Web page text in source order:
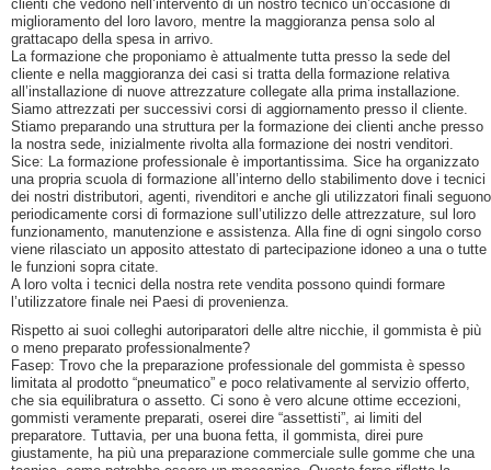
clienti che vedono nell’intervento di un nostro tecnico un’occasione di
miglioramento del loro lavoro, mentre la maggioranza pensa solo al
grattacapo della spesa in arrivo.
La formazione che proponiamo è attualmente tutta presso la sede del
cliente e nella maggioranza dei casi si tratta della formazione relativa
all’installazione di nuove attrezzature collegate alla prima installazione.
Siamo attrezzati per successivi corsi di aggiornamento presso il cliente.
Stiamo preparando una struttura per la formazione dei clienti anche presso
la nostra sede, inizialmente rivolta alla formazione dei nostri venditori.
Sice: La formazione professionale è importantissima. Sice ha organizzato
una propria scuola di formazione all’interno dello stabilimento dove i tecnici
dei nostri distributori, agenti, rivenditori e anche gli utilizzatori finali seguono
periodicamente corsi di formazione sull’utilizzo delle attrezzature, sul loro
funzionamento, manutenzione e assistenza. Alla fine di ogni singolo corso
viene rilasciato un apposito attestato di partecipazione idoneo a una o tutte
le funzioni sopra citate.
A loro volta i tecnici della nostra rete vendita possono quindi formare
l’utilizzatore finale nei Paesi di provenienza.
Rispetto ai suoi colleghi autoriparatori delle altre nicchie, il gommista è più
o meno preparato professionalmente?
Fasep: Trovo che la preparazione professionale del gommista è spesso
limitata al prodotto “pneumatico” e poco relativamente al servizio offerto,
che sia equilibratura o assetto. Ci sono è vero alcune ottime eccezioni,
gommisti veramente preparati, oserei dire “assettisti”, ai limiti del
preparatore. Tuttavia, per una buona fetta, il gommista, direi pure
giustamente, ha più una preparazione commerciale sulle gomme che una